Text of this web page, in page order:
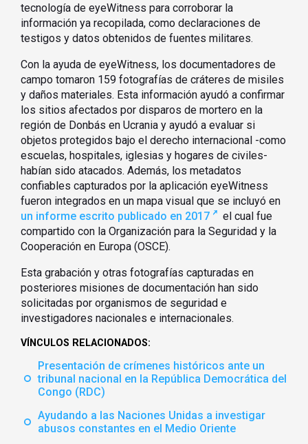
tecnología de eyeWitness para corroborar la
información ya recopilada, como declaraciones de
testigos y datos obtenidos de fuentes militares.
Con la ayuda de eyeWitness, los documentadores de
campo tomaron 159 fotografías de cráteres de misiles
y daños materiales. Esta información ayudó a confirmar
los sitios afectados por disparos de mortero en la
región de Donbás en Ucrania y ayudó a evaluar si
objetos protegidos bajo el derecho internacional -como
escuelas, hospitales, iglesias y hogares de civiles-
habían sido atacados. Además, los metadatos
confiables capturados por la aplicación eyeWitness
fueron integrados en un mapa visual que se incluyó en
un informe escrito publicado en 2017
el cual fue
compartido con la Organización para la Seguridad y la
Cooperación en Europa (OSCE).
Esta grabación y otras fotografías capturadas en
posteriores misiones de documentación han sido
solicitadas por organismos de seguridad e
investigadores nacionales e internacionales.
VÍNCULOS RELACIONADOS:
Presentación de crímenes históricos ante un
tribunal nacional en la República Democrática del
Congo (RDC)
Ayudando a las Naciones Unidas a investigar
abusos constantes en el Medio Oriente